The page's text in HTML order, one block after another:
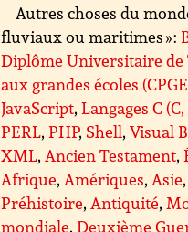
Autres choses du
fluviaux ou maritimes » :
Diplôme Universitaire de
aux grandes écoles
JavaScript,Langages C
PERL,PHP, Shell,Visual
XML, Ancien Testament,
Afrique, Amériques, Asie,
Préhistoire, Antiquité,
mondiale,Deuxième